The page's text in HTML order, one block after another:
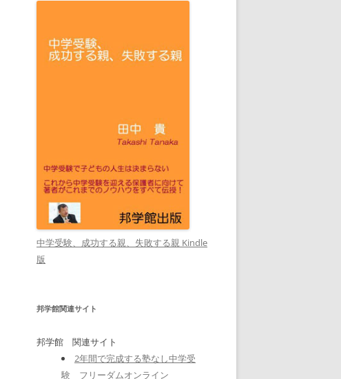
中学受験、成功する親、失敗する親 Kindle
版
邦学館関連サイト
邦学館 関連サイト
2年間で完成する塾なし中学受
験 フリーダムオンライン